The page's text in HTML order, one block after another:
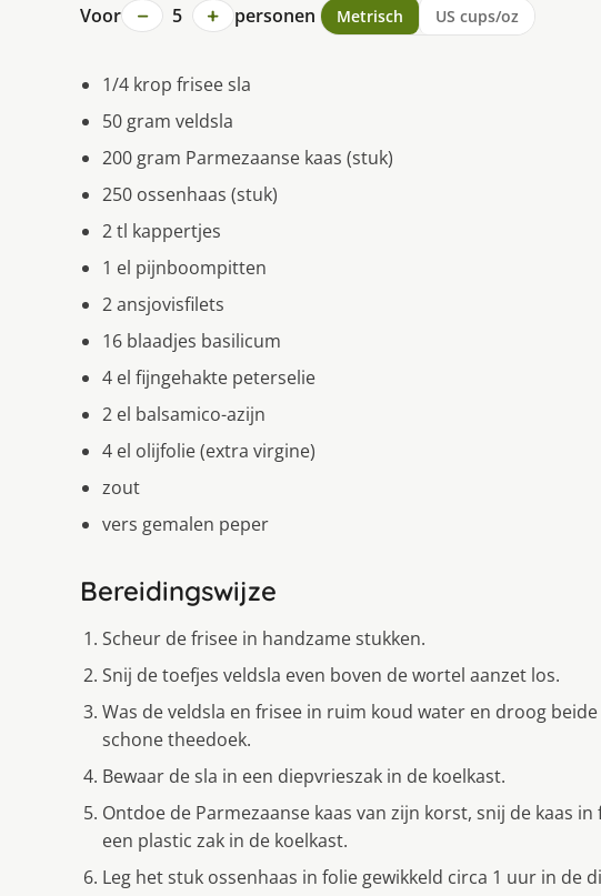
Voor − 5 + personen Metrisch US cups/oz
1/4 krop frisee sla
50 gram veldsla
200 gram Parmezaanse kaas (stuk)
250 ossenhaas (stuk)
2 tl kappertjes
1 el pijnboompitten
2 ansjovisfilets
16 blaadjes basilicum
4 el fijngehakte peterselie
2 el balsamico-azijn
4 el olijfolie (extra virgine)
zout
vers gemalen peper
Bereidingswijze
Scheur de frisee in handzame stukken.
Snij de toefjes veldsla even boven de wortel aanzet los.
Was de veldsla en frisee in ruim koud water en droog
schone theedoek.
Bewaar de sla in een diepvrieszak in de koelkast.
Ontdoe de Parmezaanse kaas van zijn korst, snij de kaas
een plastic zak in de koelkast.
Leg het stuk ossenhaas in folie gewikkeld circa 1 uur in de